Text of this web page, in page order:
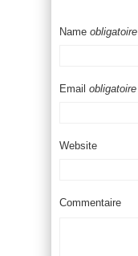
Name obligatoire
Email obligatoire
Website
Commentaire